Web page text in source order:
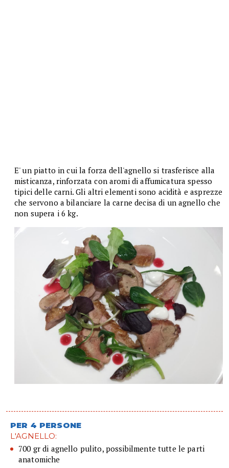
E' un piatto in cui la forza dell'agnello si trasferisce alla
misticanza, rinforzata con aromi di affumicatura spesso
tipici delle carni. Gli altri elementi sono acidità e asprezze
che servono a bilanciare la carne decisa di un agnello che
non supera i 6 kg.
PER 4 PERSONE
L'AGNELLO:
700 gr di agnello pulito, possibilmente tutte le parti
anatomiche